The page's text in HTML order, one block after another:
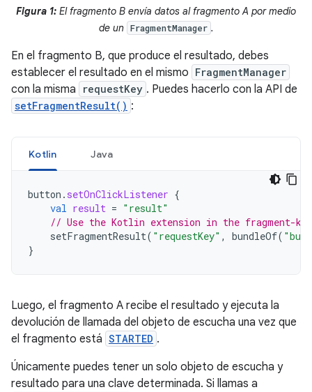
Figura 1: El fragmento B envía datos al fragmento A por medio
de un FragmentManager .
En el fragmento B, que produce el resultado, debes
establecer el resultado en el mismo FragmentManager
con la misma requestKey . Puedes hacerlo con la API de
setFragmentResult() :
Kotlin Java
button . setOnClickListener {
val result = "result"
// Use the Kotlin extension in the fragment-
setFragmentResult( "requestKey" , bundleOf(
}
Luego, el fragmento A recibe el resultado y ejecuta la
devolución de llamada del objeto de escucha una vez que
el fragmento está STARTED .
Únicamente puedes tener un solo objeto de escucha y
resultado para una clave determinada. Si llamas a